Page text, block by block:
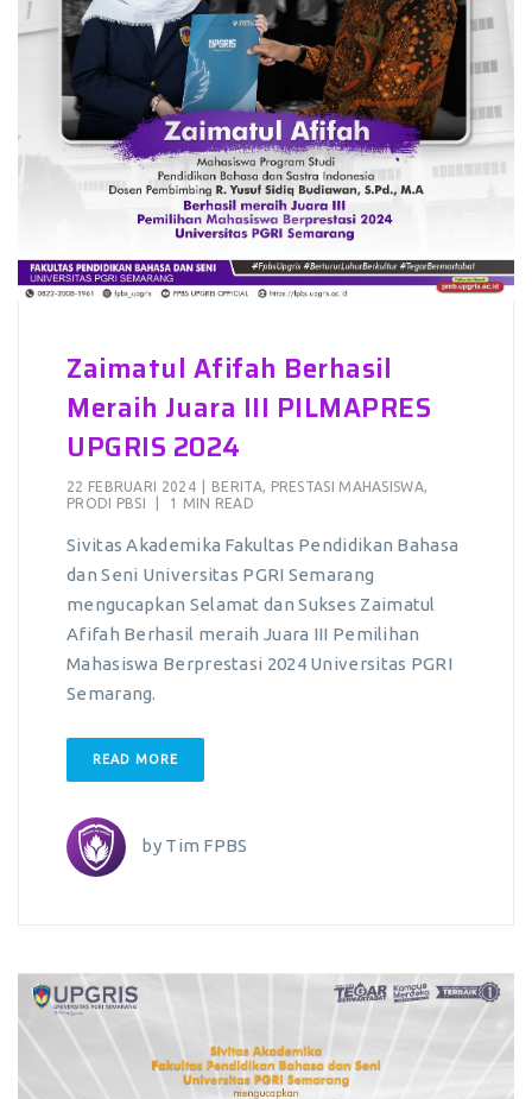
Zaimatul Afifah Berhasil
Meraih Juara III PILMAPRES
UPGRIS 2024
22 FEBRUARI 2024 BERITA PRESTASI MAHASISWA
PRODI PBSI
1 MIN READ
Sivitas Akademika Fakultas Pendidikan Bahasa
dan Seni Universitas PGRI Semarang
mengucapkan Selamat dan Sukses Zaimatul
Afifah Berhasil meraih Juara III Pemilihan
Mahasiswa Berprestasi 2024 Universitas PGRI
Semarang.
READ MORE
by Tim FPBS